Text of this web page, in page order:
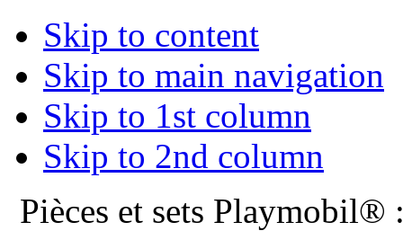
Skip to content
Skip to main navigation
Skip to 1st column
Skip to 2nd column
Pièces et sets Playmobil®